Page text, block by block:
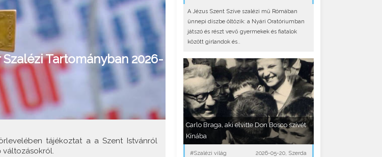
Tartományban 2026-
tájékoztat a a Szent Istvánról
változásokról.
A Jézus Szent Szíve szalézi mű Rómában
ünnepi díszbe öltözik: a Nyári Oratóriumban
játszó és részt vevő gyermekek és fiatalok
között girlandok és..
Carlo Braga, aki elvitte Don Bosco szívét
Kínába
#Szalézi világ 2026-05-20, Szerda